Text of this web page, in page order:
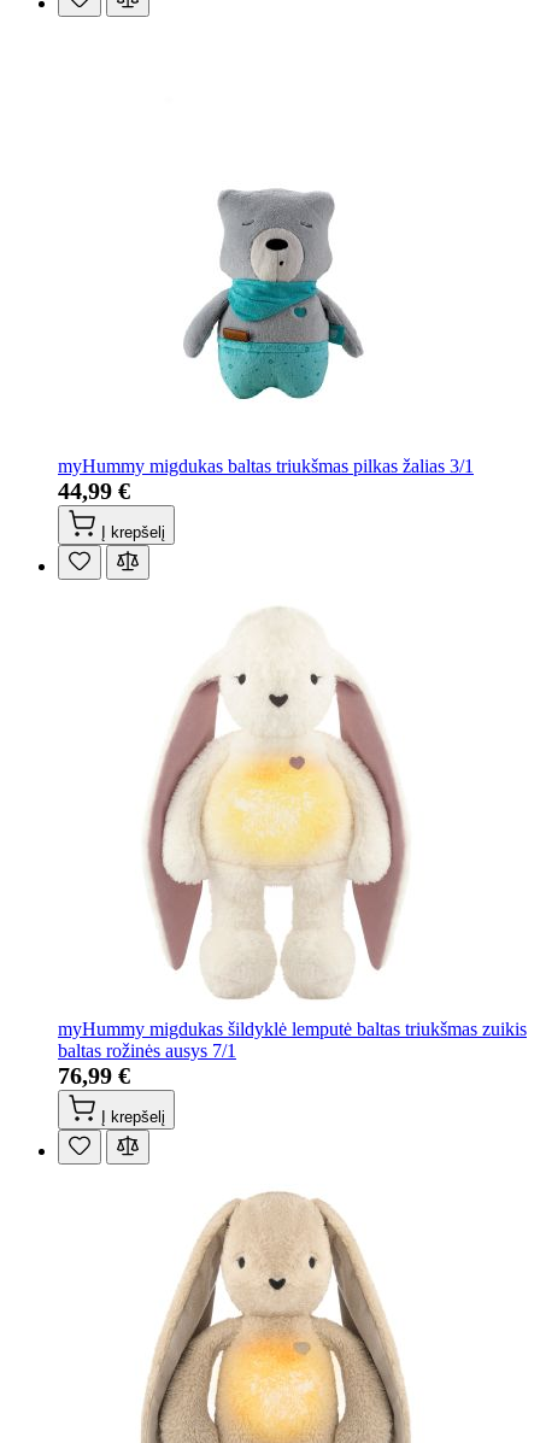
myHummy migdukas baltas triukšmas pilkas žalias 3/1
44,99 €
Į krepšelį
myHummy migdukas šildyklė lemputė baltas triukšmas zuikis
baltas rožinės ausys 7/1
76,99 €
Į krepšelį